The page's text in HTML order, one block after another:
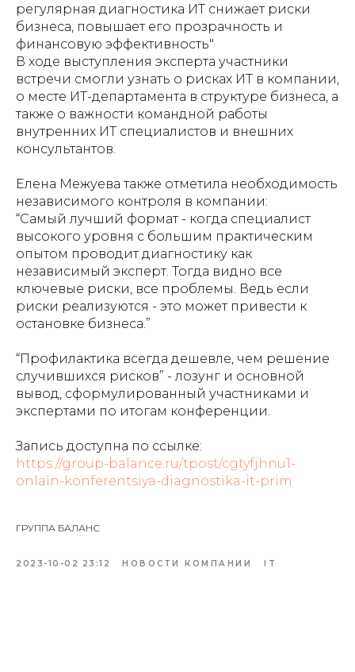
регулярная диагностика ИТ снижает риски
бизнеса, повышает его прозрачность и
финансовую эффективность"
В ходе выступления эксперта участники
встречи смогли узнать о рисках ИТ в компании,
о месте ИТ-департамента в структуре бизнеса, а
также о важности командной работы
внутренних ИТ специалистов и внешних
консультантов.
Елена Межуева также отметила необходимость
независимого контроля в компании:
“Самый лучший формат - когда специалист
высокого уровня с большим практическим
опытом проводит диагностику как
независимый эксперт. Тогда видно все
ключевые риски, все проблемы. Ведь если
риски реализуются - это может привести к
остановке бизнеса.”
“Профилактика всегда дешевле, чем решение
случившихся рисков” - лозунг и основной
вывод, сформулированный участниками и
экспертами по итогам конференции.
Запись доступна по ссылке:
https://group-balance.ru/tpost/cgtyfjhnu1-
onlain-konferentsiya-diagnostika-it-prim
ГРУППА БАЛАНС
2023-10-02 23:12 НОВОСТИ КОМПАНИИ IT